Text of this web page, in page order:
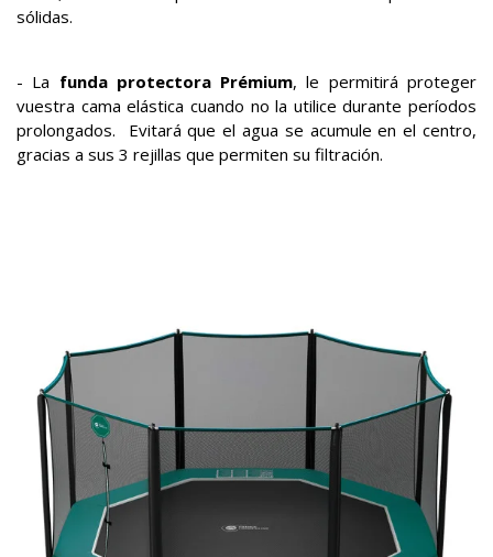
sólidas.
- La funda protectora Prémium, le permitirá proteger
vuestra cama elástica cuando no la utilice durante períodos
prolongados. Evitará que el agua se acumule en el centro,
gracias a sus 3 rejillas que permiten su filtración.